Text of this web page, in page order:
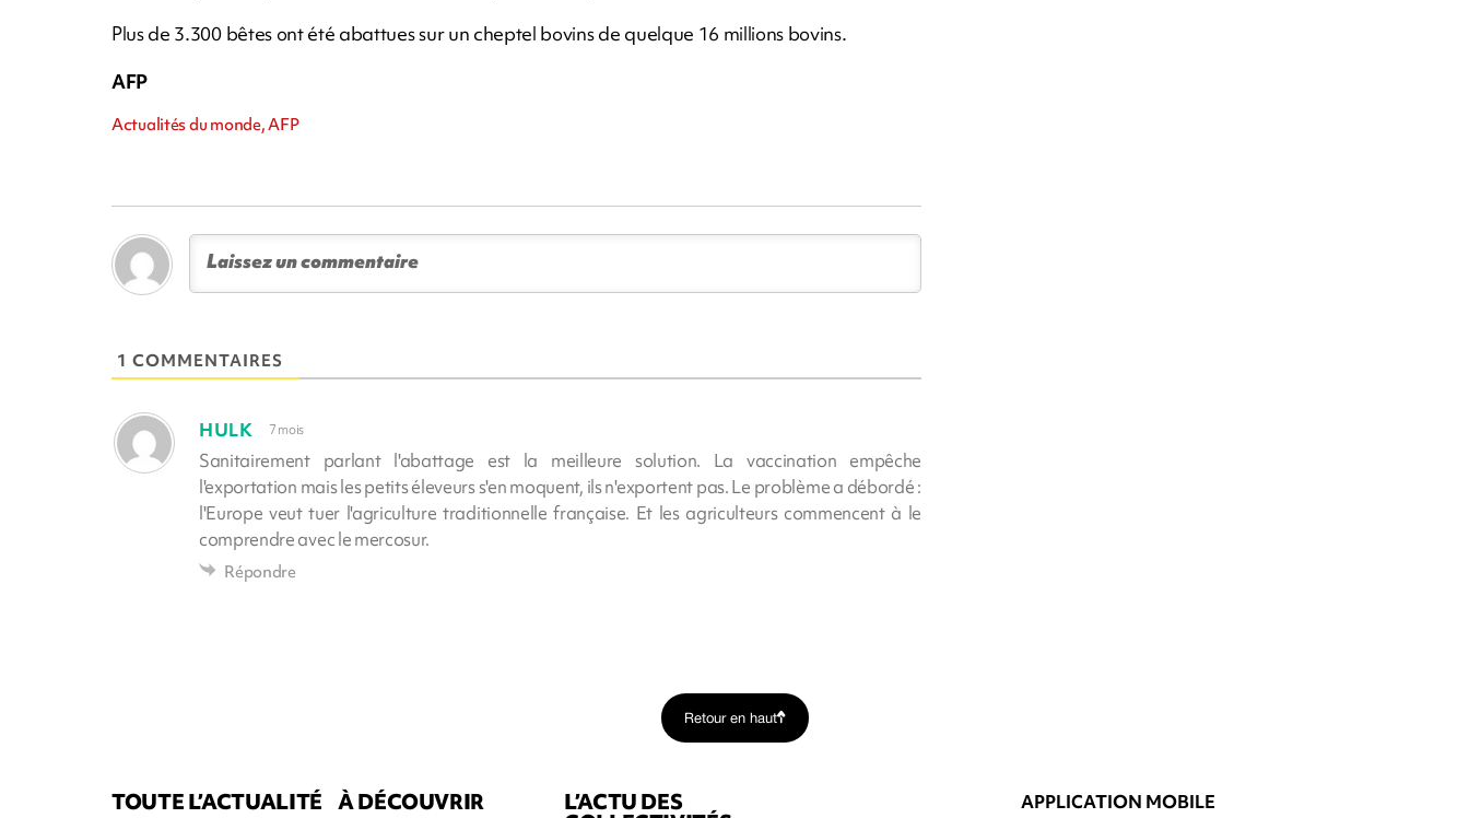
Plus de 3.300 bêtes ont été abattues sur un cheptel bovins de quelque 16 millions bovins.
AFP
Actualités du monde, AFP
1 COMMENTAIRES
HULK 7 mois
Sanitairement parlant l'abattage est la meilleure solution. La vaccination empêche
l'exportation mais les petits éleveurs s'en moquent, ils n'exportent pas. Le problème a débordé :
l'Europe veut tuer l'agriculture traditionnelle française. Et les agriculteurs commencent à le
comprendre avec le mercosur.
Répondre
Retour en haut
TOUTE L’ACTUALITÉ À DÉCOUVRIR L’ACTU DES APPLICATION MOBILE